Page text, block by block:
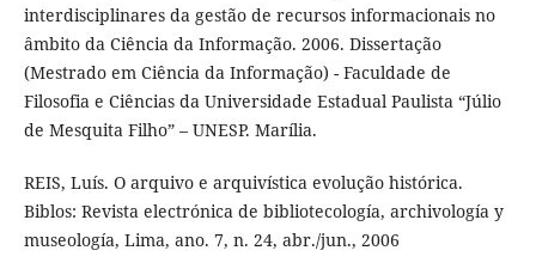
interdisciplinares da gestão de recursos informacionais no
âmbito da Ciência da Informação. 2006. Dissertação
(Mestrado em Ciência da Informação) - Faculdade de
Filosofia e Ciências da Universidade Estadual Paulista “Júlio
de Mesquita Filho” – UNESP. Marília.
REIS, Luís. O arquivo e arquivística evolução histórica.
Biblos: Revista electrónica de bibliotecología, archivología y
museología, Lima, ano. 7, n. 24, abr./jun., 2006